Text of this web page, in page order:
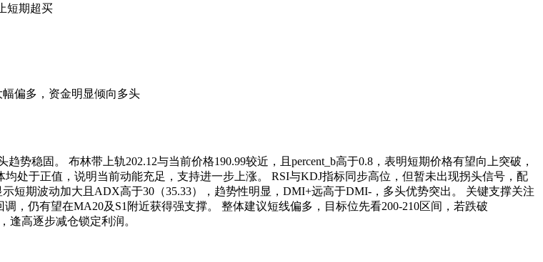
短期超买
偏多，资金明显倾向多头
稳固。 布林带上轨202.12与当前价格190.99较近，且percent_b高于0.8，表明短期价格有望向上突破，
处于正值，说明当前动能充足，支持进一步上涨。 RSI与KDJ指标同步高位，但暂未出现拐头信号，配
短期波动加大且ADX高于30（35.33），趋势性明显，DMI+远高于DMI-，多头优势突出。 关键支撑关注
，仍有望在MA20及S1附近获得强支撑。 整体建议短线偏多，目标位先看200-210区间，若跌破
逢高逐步减仓锁定利润。